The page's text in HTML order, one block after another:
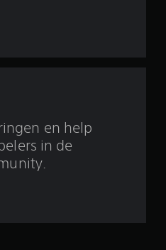
i
e
en help
in de